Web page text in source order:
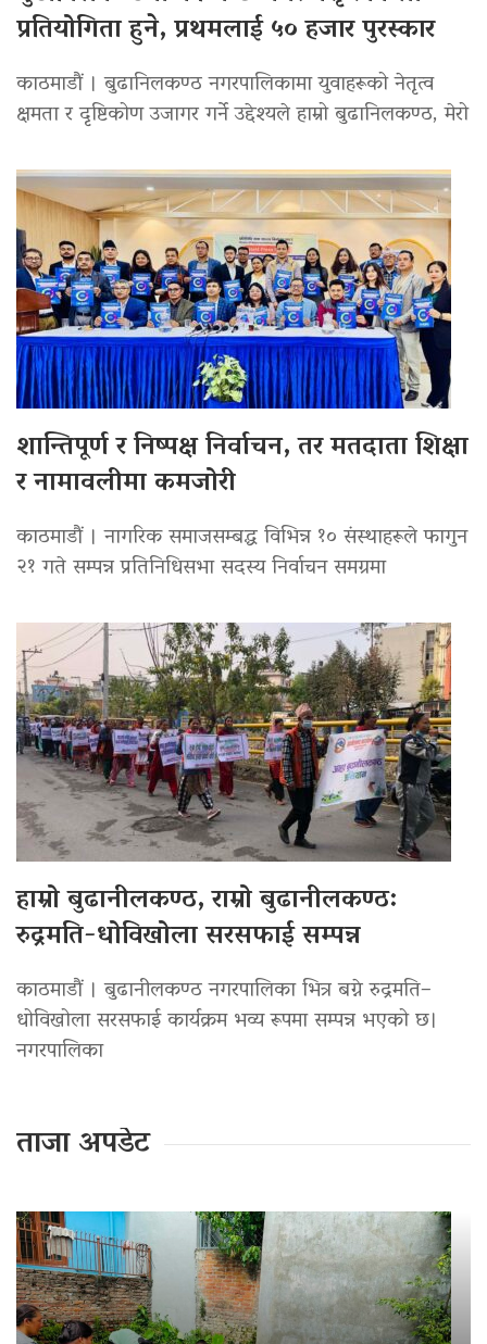
प्रतियोगिता हुने, प्रथमलाई ५० हजार पुरस्कार
काठमाडौं । बुढानिलकण्ठ नगरपालिकामा युवाहरूको नेतृत्व
क्षमता र दृष्टिकोण उजागर गर्ने उद्देश्यले हाम्रो बुढानिलकण्ठ, मेरो
शान्तिपूर्ण र निष्पक्ष निर्वाचन, तर मतदाता शिक्षा
र नामावलीमा कमजोरी
काठमाडौं । नागरिक समाजसम्बद्ध विभिन्न १० संस्थाहरूले फागुन
२१ गते सम्पन्न प्रतिनिधिसभा सदस्य निर्वाचन समग्रमा
हाम्रो बुढानीलकण्ठ, राम्रो बुढानीलकण्ठ:
रुद्रमति-धोविखोला सरसफाई सम्पन्न
काठमाडौं । बुढानीलकण्ठ नगरपालिका भित्र बग्ने रुद्रमति–
धोविखोला सरसफाई कार्यक्रम भव्य रूपमा सम्पन्न भएको छ।
नगरपालिका
ताजा अपडेट